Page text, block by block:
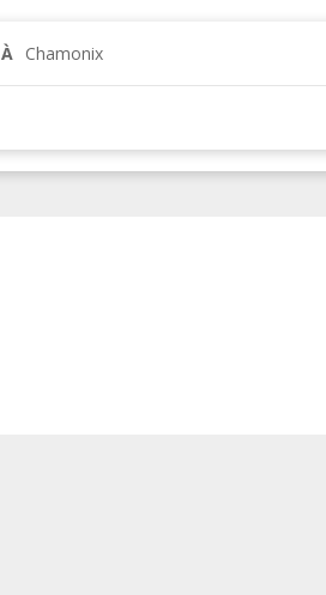
À Chamonix